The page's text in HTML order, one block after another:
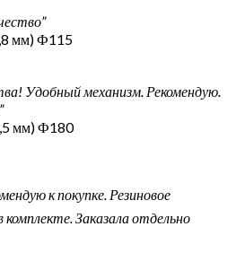
мм) Ф115
Удобный механизм. Рекомендую.
мм) Ф180
к покупке. Резиновое
Заказала отдельно